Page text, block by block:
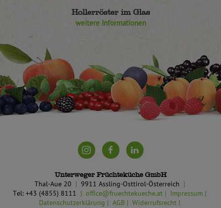
Hollerröster im Glas
weitere Informationen
Unterweger Früchteküche GmbH
Thal-Aue 20
9911 Assling-Osttirol-Österreich
Tel: +43 (4855) 8111
office@fruechtekueche.at
Impressum
Datenschutzerklärung
AGB Widerrufsrecht